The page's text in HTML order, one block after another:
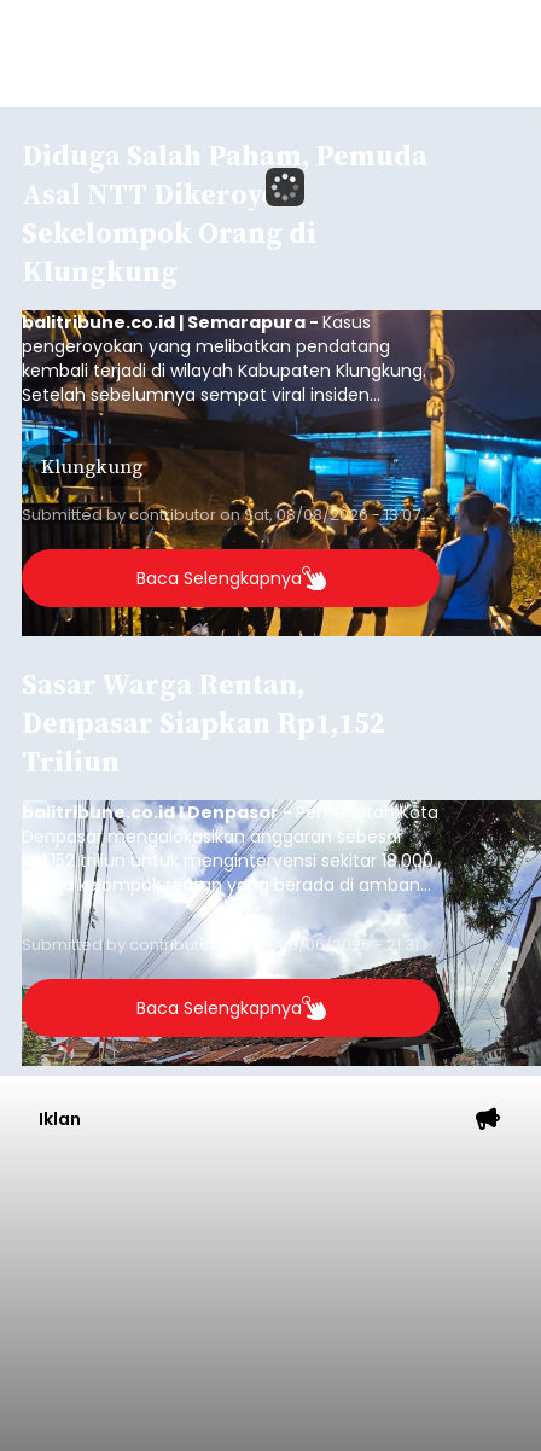
Diduga Salah Paham, Pemuda
Asal NTT Dikeroyok
Sekelompok Orang di
Klungkung
balitribune.co.id | Semarapura -Kasus
pengeroyokan yang melibatkan pendatang
kembali terjadi di wilayah Kabupaten Klungkung.
Setelah sebelumnya sempat viral insiden
keributan di barat Pasar Galiran, peristiwa serupa
kini menimpa seorang pemuda asal Kabupaten
Sumba Barat Daya (SBD), Nusa Tenggara Timur
(NTT).
Klungkung
Submitted bycontributoronSat, 08/08/2026 - 13:07
Baca Selengkapnya
Sasar Warga Rentan,
Denpasar Siapkan Rp1,152
Triliun
balitribune.co.id I Denpasar - Pemerintah Kota
Denpasar mengalokasikan anggaran sebesar
Rp1,152 triliun untuk mengintervensi sekitar 18.000
warga kelompok rentan yang berada di ambang
garis kemiskinan. Langkah strategis ini diambil
guna menjaga masyarakat yang berada pada
kelompok desil 5 dan 6 tersebut agar tidak
merosot ke kategori miskin.
Submitted by contributor Thu, 08/06/2026 - 21:31
Baca Selengkapnya
Iklan